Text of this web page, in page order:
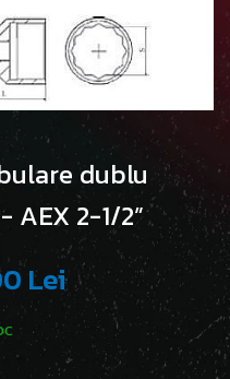
dublu
AEX 2-1/2”
Lei